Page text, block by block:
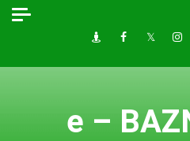
Skip
DraugiemFacebook
Twitter
e –